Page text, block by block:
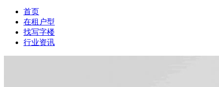
首页
在租户型
找写字楼
行业资讯